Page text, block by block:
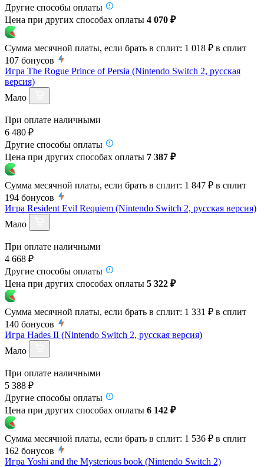
Другие способы оплаты
Цена при других способах оплаты 4 070 ₽
Сумма месячной платы, если брать в сплит: 1 018 ₽ в сплит
107 бонусов
Игра The Rogue Prince of Persia (Nintendo Switch 2, русская
версия)
Мало
При оплате наличными
6 480 ₽
Другие способы оплаты
Цена при других способах оплаты 7 387 ₽
Сумма месячной платы, если брать в сплит: 1 847 ₽ в сплит
194 бонусов
Игра Resident Evil Requiem (Nintendo Switch 2, русская версия)
Мало
При оплате наличными
4 668 ₽
Другие способы оплаты
Цена при других способах оплаты 5 322 ₽
Сумма месячной платы, если брать в сплит: 1 331 ₽ в сплит
140 бонусов
Игра Hades II (Nintendo Switch 2, русская версия)
Мало
При оплате наличными
5 388 ₽
Другие способы оплаты
Цена при других способах оплаты 6 142 ₽
Сумма месячной платы, если брать в сплит: 1 536 ₽ в сплит
162 бонусов
Игра Yoshi and the Mysterious book (Nintendo Switch 2)